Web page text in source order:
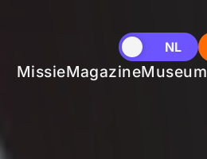
EN NL
MissieMagazineMuseum